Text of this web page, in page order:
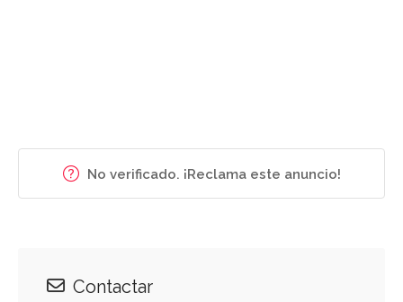
No verificado. ¡Reclama este anuncio!
Contactar